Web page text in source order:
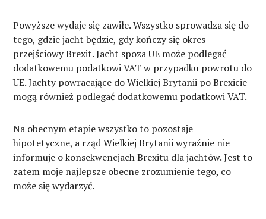
Powyższe wydaje się zawiłe. Wszystko sprowadza się do
tego, gdzie jacht będzie, gdy kończy się okres
przejściowy Brexit. Jacht spoza UE może podlegać
dodatkowemu podatkowi VAT w przypadku powrotu do
UE. Jachty powracające do Wielkiej Brytanii po Brexicie
mogą również podlegać dodatkowemu podatkowi VAT.
Na obecnym etapie wszystko to pozostaje
hipotetyczne, a rząd Wielkiej Brytanii wyraźnie nie
informuje o konsekwencjach Brexitu dla jachtów. Jest to
zatem moje najlepsze obecne zrozumienie tego, co
może się wydarzyć.